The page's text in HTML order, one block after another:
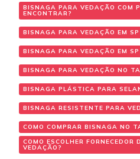
BISNAGA PARA VEDAÇÃO COM
ENCONTRAR?
BISNAGA PARA VEDAÇÃO EM SP
BISNAGA PARA VEDAÇÃO EM
BISNAGA PARA VEDAÇÃO NO
BISNAGA PLÁSTICA PARA
BISNAGA RESISTENTE PARA
COMO COMPRAR BISNAGA NO
COMO ESCOLHER FORNECEDOR
VEDAÇÃO?